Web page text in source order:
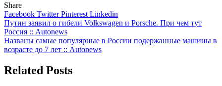
Share
Facebook TwitterPinterest Linkedin
Навигация
по
записям
Путин заявил о гибели Volkswagen и Porsche. При чем тут
Россия :: Autonews
Названы самые популярные в России подержанные машины в
возрасте до 7 лет :: Autonews
Related Posts